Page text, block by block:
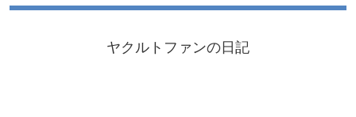
ヤクルトファンの日記